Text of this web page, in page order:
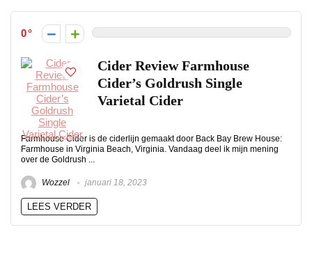
0
Cider Review Farmhouse
Cider’s Goldrush Single
Varietal Cider
Farmhouse Cider is de ciderlijn gemaakt door Back Bay Brew House:
Farmhouse in Virginia Beach, Virginia. Vandaag deel ik mijn mening
over de Goldrush ...
Wozzel januari 18, 2023
LEES VERDER